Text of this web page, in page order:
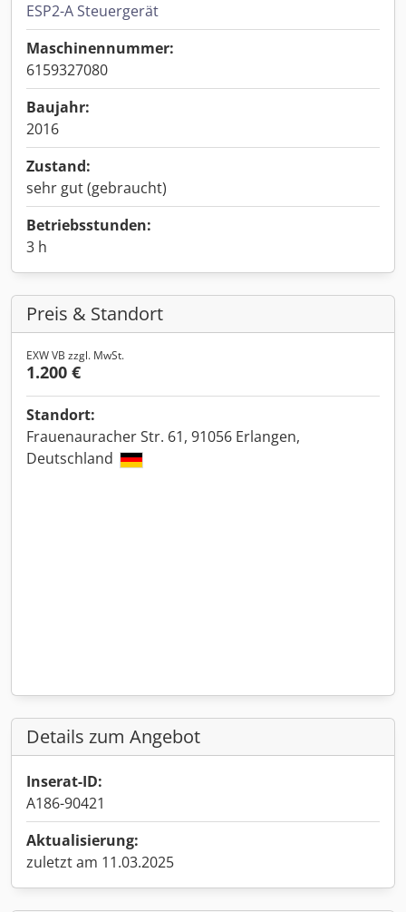
ESP2-A Steuergerät
Maschinennummer:
6159327080
Baujahr:
2016
Zustand:
sehr gut (gebraucht)
Betriebsstunden:
3 h
Preis & Standort
EXW VB zzgl. MwSt.
1.200 €
Standort:
Frauenauracher Str. 61, 91056 Erlangen,
Deutschland
Details zum Angebot
Inserat-ID:
A186-90421
Aktualisierung:
zuletzt am 11.03.2025